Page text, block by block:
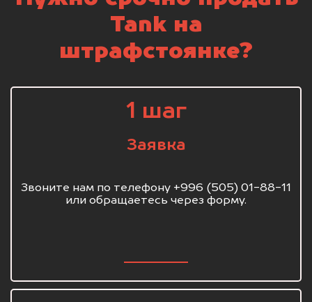
Tank на
штрафстоянке?
1 шаг
Заявка
Звоните нам по телефону +996 (505) 01-88-11
или обращаетесь через форму.